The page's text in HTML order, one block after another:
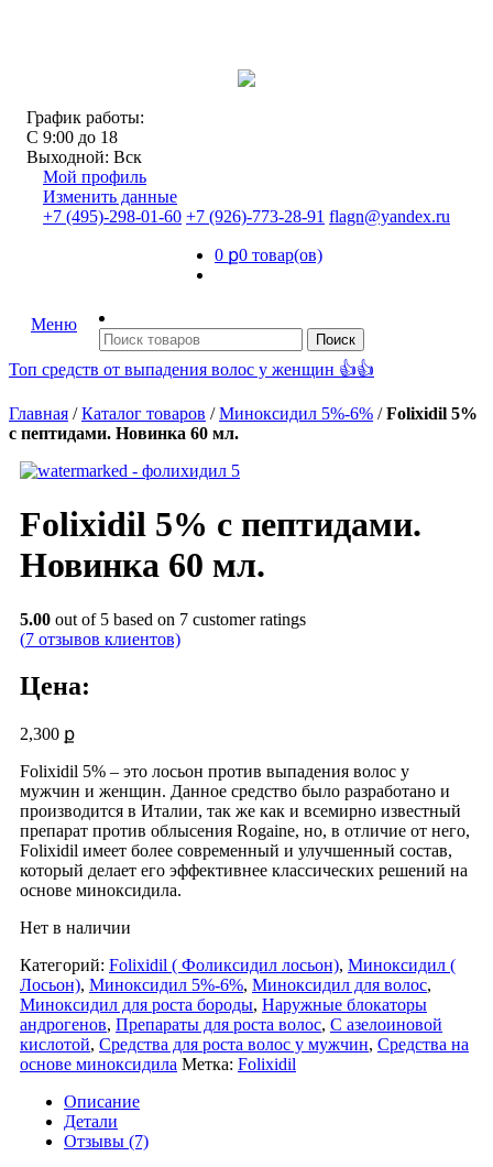
График работы:
С 9:00 до 18
Выходной: Вск
Мой профиль
Изменить данные
+7 (495)-298-01-60 +7 (926)-773-28-91 flagn@yandex.ru
0 ք0 товар(ов)
Меню
Топ средств от выпадения волос у женщин 👍👍
Главная /Каталог товаров /Миноксидил 5%-6% /Folixidil 5%
с пептидами. Новинка 60 мл.
Folixidil 5% с пептидами.
Новинка 60 мл.
5.00 out of 5 based on 7 customer ratings
(7 отзывов клиентов)
Цена:
2,300 ք
Folixidil 5% – это лосьон против выпадения волос у
мужчин и женщин. Данное средство было разработано и
производится в Италии, так же как и всемирно известный
препарат против облысения Rogaine, но, в отличие от него,
Folixidil имеет более современный и улучшенный состав,
который делает его эффективнее классических решений на
основе миноксидила.
Нет в наличии
Категорий: Folixidil ( Фоликсидил лосьон), Миноксидил (
Лосьон), Миноксидил 5%-6%, Миноксидил для волос,
Миноксидил для роста бороды, Наружные блокаторы
андрогенов, Препараты для роста волос, С азелоиновой
кислотой, Средства для роста волос у мужчин, Средства на
основе миноксидила Метка: Folixidil
Описание
Детали
Отзывы (7)